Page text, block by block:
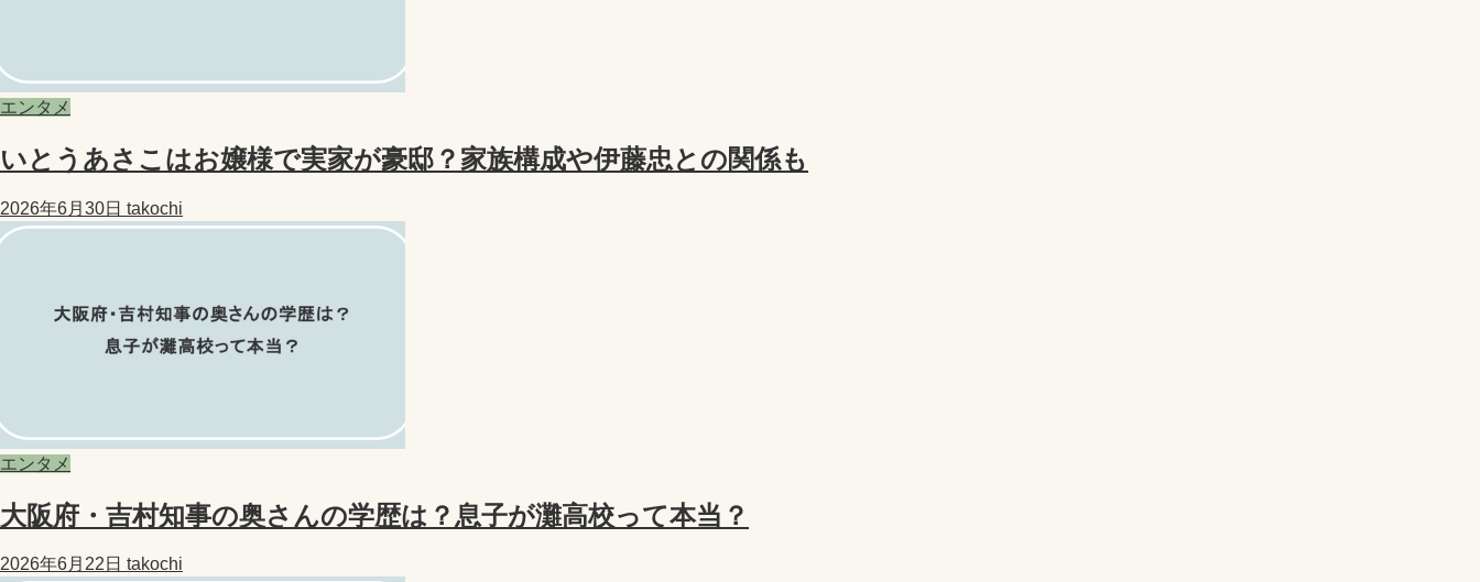
エンタメ
いとうあさこはお嬢様で実家が豪邸？家族構成や伊藤忠との関係も
2026年6月30日 takochi
エンタメ
大阪府・吉村知事の奥さんの学歴は？息子が灘高校って本当？
2026年6月22日 takochi